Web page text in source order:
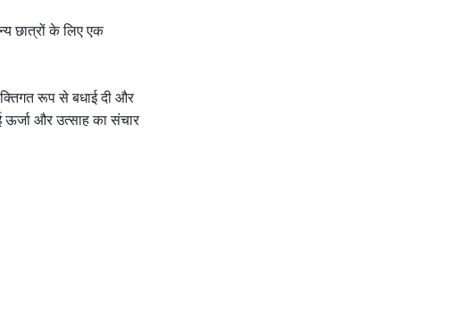
छात्रों के लिए एक
रूप से बधाई दी और
ऊर्जा और उत्साह का संचार